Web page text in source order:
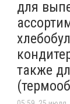
для
также